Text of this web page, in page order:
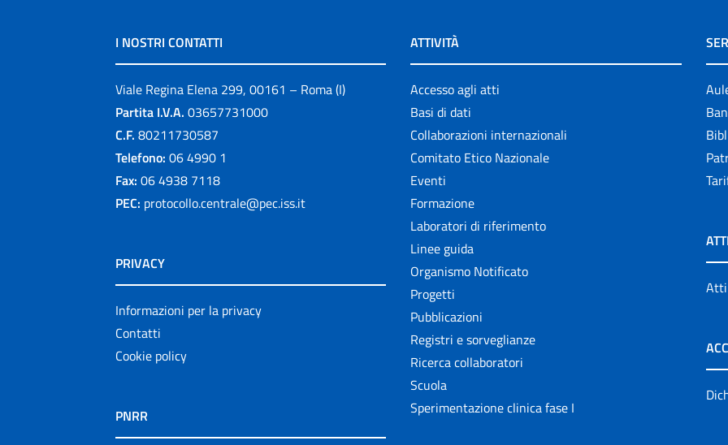
I NOSTRI CONTATTI
Viale Regina Elena 299, 00161 – Roma (I)
Partita I.V.A. 03657731000
C.F. 80211730587
Telefono: 06 4990 1
Fax: 06 4938 7118
PEC: protocollo.centrale@pec.iss.it
PRIVACY
Informazioni per la privacy
Contatti
Cookie policy
PNRR
ATTIVITÀ
Accesso agli atti
Basi di dati
Collaborazioni internazionali
Comitato Etico Nazionale
Eventi
Formazione
Laboratori di riferimento
Linee guida
Organismo Notificato
Progetti
Pubblicazioni
Registri e sorveglianze
Ricerca collaboratori
Scuola
Sperimentazione clinica fase I
Atti